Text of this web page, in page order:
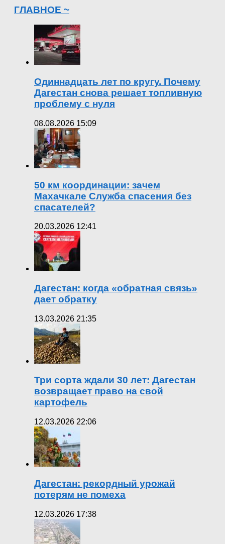
ГЛАВНОЕ ~
Одиннадцать лет по кругу. Почему
Дагестан снова решает топливную
проблему с нуля
08.08.2026 15:09
50 км координации: зачем
Махачкале Служба спасения без
спасателей?
20.03.2026 12:41
Дагестан: когда «обратная связь»
дает обратку
13.03.2026 21:35
Три сорта ждали 30 лет: Дагестан
возвращает право на свой
картофель
12.03.2026 22:06
Дагестан: рекордный урожай
потерям не помеха
12.03.2026 17:38